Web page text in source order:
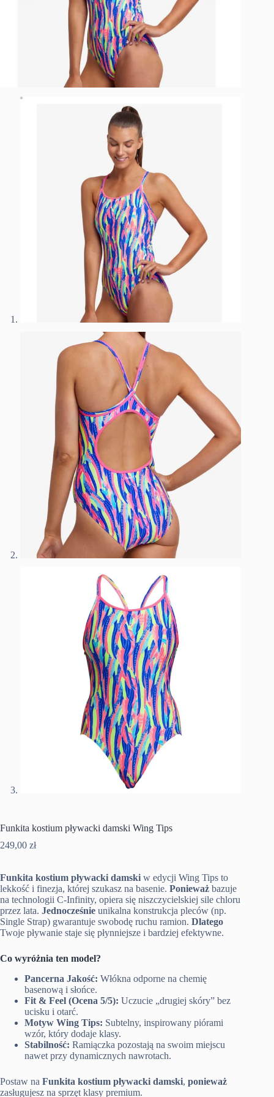
Funkita kostium pływacki damski Wing Tips
249,00 zł
Funkita kostium pływacki damski w edycji Wing Tips to
lekkość i finezja, której szukasz na basenie. Ponieważ bazuje
na technologii C-Infinity, opiera się niszczycielskiej sile chloru
przez lata. Jednocześnie unikalna konstrukcja pleców (np.
Single Strap) gwarantuje swobodę ruchu ramion. Dlatego
Twoje pływanie staje się płynniejsze i bardziej efektywne.
Co wyróżnia ten model?
Pancerna Jakość: Włókna odporne na chemię
basenową i słońce.
Fit & Feel (Ocena 5/5): Uczucie „drugiej skóry” bez
ucisku i otarć.
Motyw Wing Tips: Subtelny, inspirowany piórami
wzór, który dodaje klasy.
Stabilność: Ramiączka pozostają na swoim miejscu
nawet przy dynamicznych nawrotach.
Postaw na Funkita kostium pływacki damski, ponieważ
zasługujesz na sprzęt klasy premium.